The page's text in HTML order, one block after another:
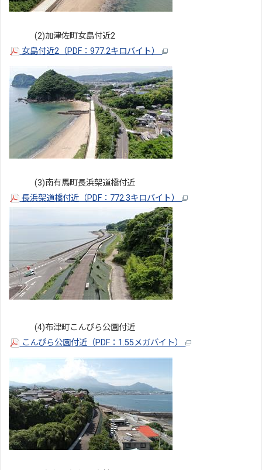
(2)加津佐町女島付近2
女島付近2（PDF：977.2キロバイト）
(3)南有馬町長浜架道橋付近
長浜架道橋付近（PDF：772.3キロバイト）
(4)布津町こんぴら公園付近
こんぴら公園付近（PDF：1.55メガバイト）